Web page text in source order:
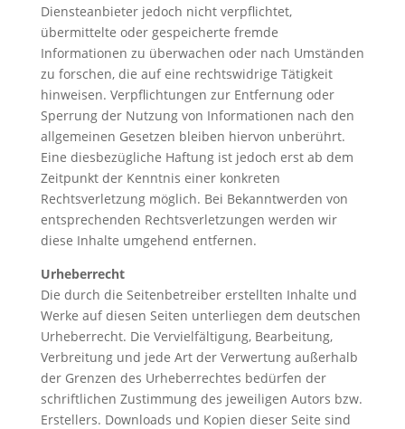
Diensteanbieter jedoch nicht verpflichtet,
übermittelte oder gespeicherte fremde
Informationen zu überwachen oder nach Umständen
zu forschen, die auf eine rechtswidrige Tätigkeit
hinweisen. Verpflichtungen zur Entfernung oder
Sperrung der Nutzung von Informationen nach den
allgemeinen Gesetzen bleiben hiervon unberührt.
Eine diesbezügliche Haftung ist jedoch erst ab dem
Zeitpunkt der Kenntnis einer konkreten
Rechtsverletzung möglich. Bei Bekanntwerden von
entsprechenden Rechtsverletzungen werden wir
diese Inhalte umgehend entfernen.
Urheberrecht
Die durch die Seitenbetreiber erstellten Inhalte und
Werke auf diesen Seiten unterliegen dem deutschen
Urheberrecht. Die Vervielfältigung, Bearbeitung,
Verbreitung und jede Art der Verwertung außerhalb
der Grenzen des Urheberrechtes bedürfen der
schriftlichen Zustimmung des jeweiligen Autors bzw.
Erstellers. Downloads und Kopien dieser Seite sind